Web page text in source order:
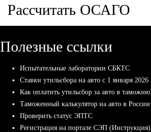
Рассчитать ОСАГО
Полезные ссылки
Испытательные лаборатории СБКТС
Ставки утильсбора на авто с 1 января 2026
Как оплатить утильсбор за авто в
Таможенный калькулятор на авто в России
Проверить статус ЭПТС
Регистрация на портале СЭП (Инструкция)